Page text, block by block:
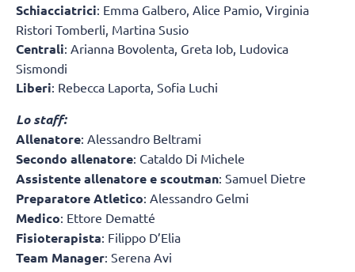
Schiacciatrici: Emma Galbero, Alice Pamio, Virginia
Ristori Tomberli, Martina Susio
Centrali: Arianna Bovolenta, Greta Iob, Ludovica
Sismondi
Liberi: Rebecca Laporta, Sofia Luchi
Lo staff:
Allenatore: Alessandro Beltrami
Secondo allenatore: Cataldo Di Michele
Assistente allenatore e scoutman: Samuel Dietre
Preparatore Atletico: Alessandro Gelmi
Medico: Ettore Dematté
Fisioterapista: Filippo D’Elia
Team Manager: Serena Avi